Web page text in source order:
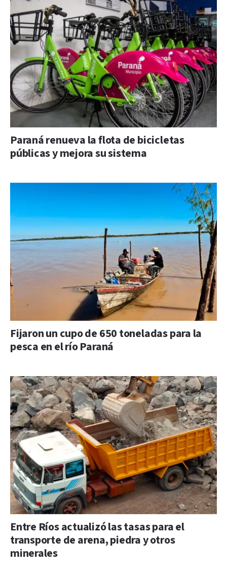
Paraná renueva la flota de bicicletas
públicas y mejora su sistema
Fijaron un cupo de 650 toneladas para la
pesca en el río Paraná
Entre Ríos actualizó las tasas para el
transporte de arena, piedra y otros
minerales